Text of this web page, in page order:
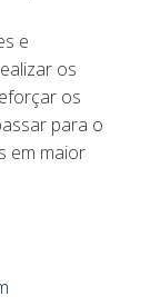
e
os
os
para o
em maior